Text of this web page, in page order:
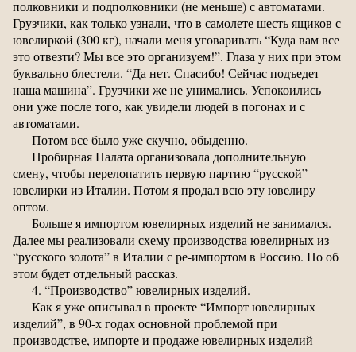
полковники и подполковники (не меньше) с автоматами.
Грузчики, как только узнали, что в самолете шесть ящиков с
ювелиркой (300 кг), начали меня уговаривать “Куда вам все
это отвезти? Мы все это организуем!”. Глаза у них при этом
буквально блестели. “Да нет. Спасибо! Сейчас подъедет
наша машина”. Грузчики же не унимались. Успокоились
они уже после того, как увидели людей в погонах и с
автоматами.
Потом все было уже скучно, обыденно.
Пробирная Палата организовала дополнительную
смену, чтобы перелопатить первую партию “русской”
ювелирки из Италии. Потом я продал всю эту ювелиру
оптом.
Больше я импортом ювелирных изделий не занимался.
Далее мы реализовали схему производства ювелирных из
“русского золота” в Италии с ре-импортом в Россию. Но об
этом будет отдельный рассказ.
4. “Производство” ювелирных изделий.
Как я уже описывал в проекте “Импорт ювелирных
изделий”, в 90-х годах основной проблемой при
производстве, импорте и продаже ювелирных изделий